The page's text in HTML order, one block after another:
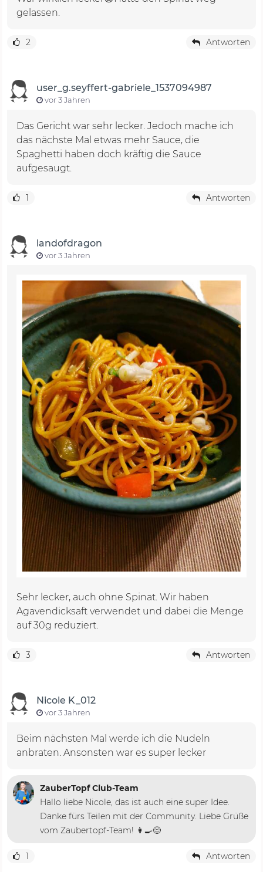
gelassen.
2 Antworten
user_g.seyffert-gabriele_1537094987
vor 3 Jahren
Das Gericht war sehr lecker. Jedoch mache ich
das nächste Mal etwas mehr Sauce, die
Spaghetti haben doch kräftig die Sauce
aufgesaugt.
1 Antworten
landofdragon
vor 3 Jahren
Sehr lecker, auch ohne Spinat. Wir haben
Agavendicksaft verwendet und dabei die Menge
auf 30g reduziert.
3 Antworten
Nicole K_012
vor 3 Jahren
Beim nächsten Mal werde ich die Nudeln
anbraten. Ansonsten war es super lecker
ZauberTopf Club-Team
Hallo liebe Nicole, das ist auch eine super Idee.
Danke fürs Teilen mit der Community. Liebe Grüße
vom Zaubertopf-Team! 👩‍🍳😊
1 Antworten